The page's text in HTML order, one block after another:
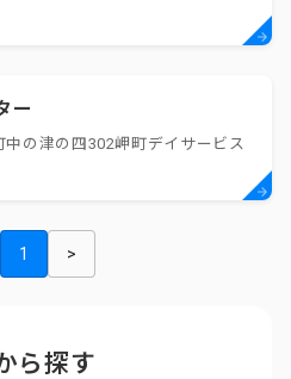
ー
の津の四302岬町デイサービス
1 >
ら探す